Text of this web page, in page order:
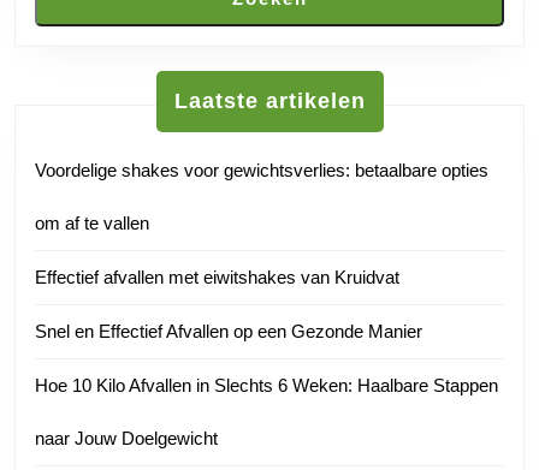
Laatste artikelen
Voordelige shakes voor gewichtsverlies: betaalbare opties
om af te vallen
Effectief afvallen met eiwitshakes van Kruidvat
Snel en Effectief Afvallen op een Gezonde Manier
Hoe 10 Kilo Afvallen in Slechts 6 Weken: Haalbare Stappen
naar Jouw Doelgewicht